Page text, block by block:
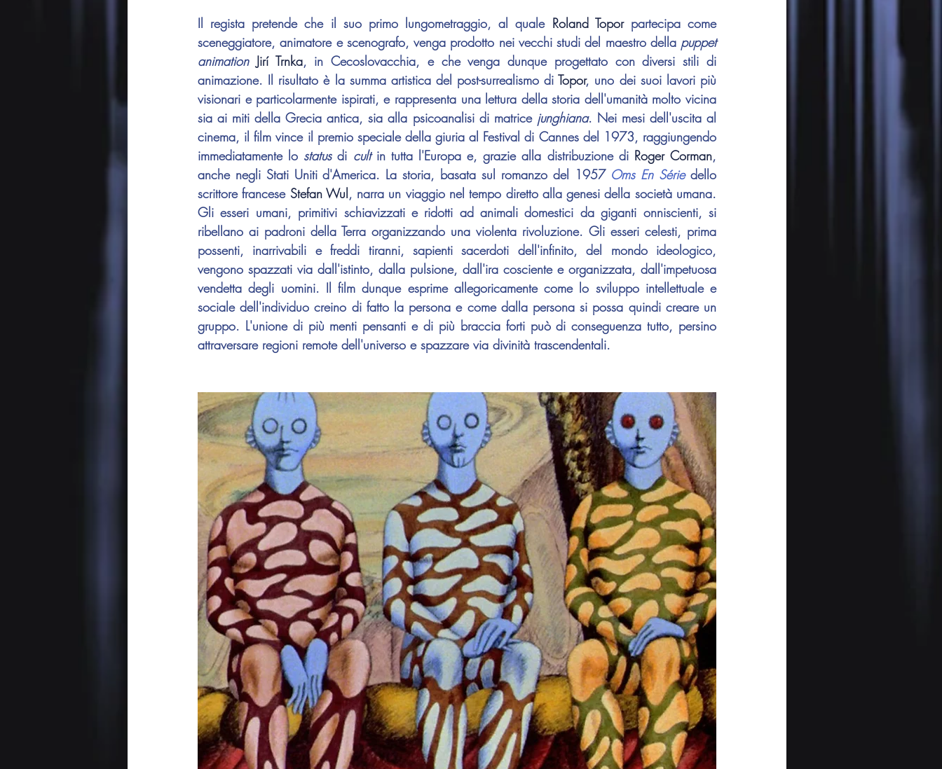
Il regista pretende che il suo primo lungometraggio, al quale Roland Topor partecipa come
sceneggiatore, animatore e scenografo, venga prodotto nei vecchi studi del maestro della puppet
animation Jirí Trnka, in Cecoslovacchia, e che venga dunque progettato con diversi stili di
animazione. Il risultato è la summa artistica del post-surrealismo di Topor, uno dei suoi lavori più
visionari e particolarmente ispirati, e rappresenta una lettura della storia dell'umanità molto vicina
sia ai miti della Grecia antica, sia alla psicoanalisi di matrice junghiana. Nei mesi dell'uscita al
cinema, il film vince il premio speciale della giuria al Festival di Cannes del 1973, raggiungendo
immediatamente lo status di cult in tutta l'Europa e, grazie alla distribuzione di Roger Corman,
anche negli Stati Uniti d'America. La storia, basata sul romanzo del 1957 Oms En Série dello
scrittore francese Stefan Wul, narra un viaggio nel tempo diretto alla genesi della società umana.
Gli esseri umani, primitivi schiavizzati e ridotti ad animali domestici da giganti onniscienti, si
ribellano ai padroni della Terra organizzando una violenta rivoluzione. Gli esseri celesti, prima
possenti, inarrivabili e freddi tiranni, sapienti sacerdoti dell'infinito, del mondo ideologico,
vengono spazzati via dall'istinto, dalla pulsione, dall'ira cosciente e organizzata, dall'impetuosa
vendetta degli uomini. Il film dunque esprime allegoricamente come lo sviluppo intellettuale e
sociale dell'individuo creino di fatto la persona e come dalla persona si possa quindi creare un
gruppo. L'unione di più menti pensanti e di più braccia forti può di conseguenza tutto, persino
attraversare regioni remote dell'universo e spazzare via divinità trascendentali.